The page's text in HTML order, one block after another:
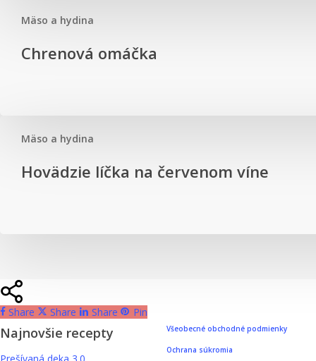
Mäso a hydina
omáčkaChrenová omáčka
Mäso a hydina
Hovädzie líčka na červenom víne
Share Share Share Pin
Najnovšie recepty Všeobecné obchodné podmienky
Ochrana súkromia